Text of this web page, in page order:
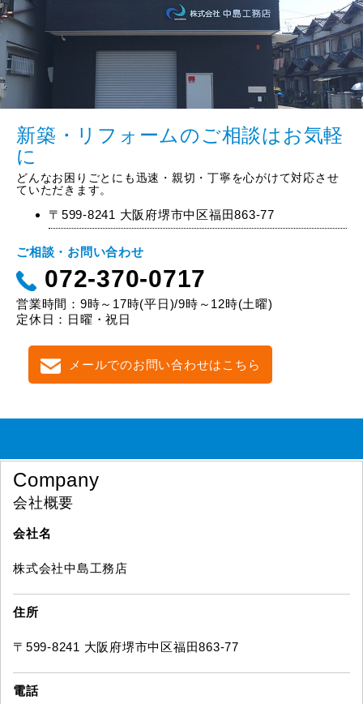
新築・リフォームのご相談はお気軽
に
どんなお困りごとにも迅速・親切・丁寧を心がけて対応させ
ていただきます。
〒599-8241 大阪府堺市中区福田863-77
ご相談・お問い合わせ
072-370-0717
営業時間：9時～17時(平日)/9時～12時(土曜)
定休日：日曜・祝日
メールでのお問い合わせはこちら
Company
会社概要
会社名
株式会社中島工務店
住所
〒599-8241 大阪府堺市中区福田863-77
電話